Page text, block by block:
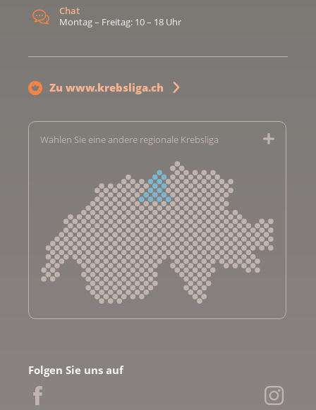
Chat
Montag – Freitag: 10 – 18 Uhr
Zu www.krebsliga.ch
Wählen Sie eine andere regionale Krebsliga
Krebsliga Bern
Krebsliga Freiburg
Folgen Sie uns auf